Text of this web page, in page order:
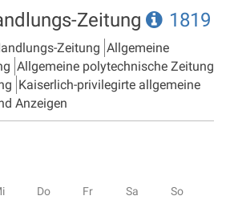
Zeitung 1819
Zeitung Allgemeine
Allgemeine polytechnische Zeitung
Kaiserlich-privilegirte allgemeine
Anzeigen
Do Fr Sa So